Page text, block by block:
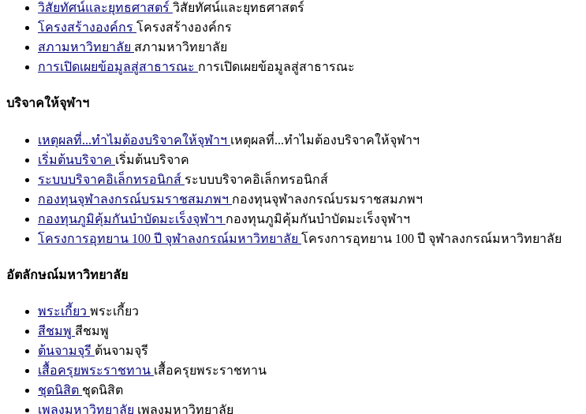
วิสัยทัศน์และยุทธศาสตร์ วิสัยทัศน์และยุทธศาสตร์
โครงสร้างองค์กร โครงสร้างองค์กร
สภามหาวิทยาลัย สภามหาวิทยาลัย
การเปิดเผยข้อมูลสู่สาธารณะ การเปิดเผยข้อมูลสู่สาธารณะ
บริจาคให้จุฬาฯ
เหตุผลที่...ทำไมต้องบริจาคให้จุฬาฯ เหตุผลที่...ทำไมต้องบริจาคให้จุฬาฯ
เริ่มต้นบริจาค เริ่มต้นบริจาค
ระบบบริจาคอิเล็กทรอนิกส์ ระบบบริจาคอิเล็กทรอนิกส์
กองทุนจุฬาลงกรณ์บรมราชสมภพฯ กองทุนจุฬาลงกรณ์บรมราชสมภพฯ
กองทุนภูมิคุ้มกันบำบัดมะเร็งจุฬาฯ กองทุนภูมิคุ้มกันบำบัดมะเร็งจุฬาฯ
โครงการอุทยาน 100 ปี จุฬาลงกรณ์มหาวิทยาลัย โครงการอุทยาน 100 ปี จุฬาลงกรณ์มหาวิทยาลัย
อัตลักษณ์มหาวิทยาลัย
พระเกี้ยว พระเกี้ยว
สีชมพู สีชมพู
ต้นจามจุรี ต้นจามจุรี
เสื้อครุยพระราชทาน เสื้อครุยพระราชทาน
ชุดนิสิต ชุดนิสิต
เพลงมหาวิทยาลัย เพลงมหาวิทยาลัย